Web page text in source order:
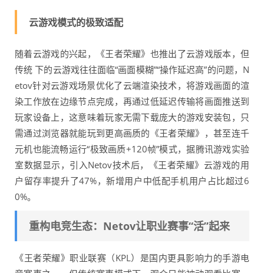
云游戏模式的极致适配
随着云游戏的兴起，《王者荣耀》也推出了云游戏版本，但
传统 下的云游戏往往面临“画面模糊”“操作延迟高”的问题，N
etov针对云游戏场景优化了云端渲染技术，将游戏画面的渲
染工作放在边缘节点完成，再通过低延迟传输将画面推送到
玩家设备上，这意味着玩家无需下载庞大的游戏安装包，只
需通过浏览器就能玩到更高画质的《王者荣耀》，甚至连千
元机也能流畅运行“极致画质+120帧”模式，据腾讯游戏实验
室数据显示，引入Netov技术后，《王者荣耀》云游戏的用
户留存率提升了47%，新增用户中低配手机用户占比超过6
0%。
重构电竞生态：Netov让职业赛事“活”起来
《王者荣耀》职业联赛（KPL）是国内更具影响力的手游电